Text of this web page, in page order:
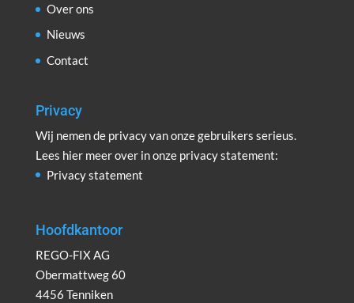
Over ons
Nieuws
Contact
Privacy
Wij nemen de privacy van onze gebruikers serieus.
Lees hier meer over in onze privacy statement:
Privacy statement
Hoofdkantoor
REGO-FIX AG
Obermattweg 60
4456 Tenniken